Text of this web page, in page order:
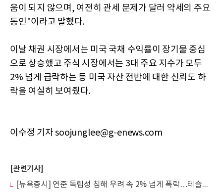
움이 되지 않으며, 여전히 관세 문제가 달러 약세의 주요
동인"이라고 말했다.
이날 채권 시장에서는 미국 국채 수익률이 장기물 중심
으로 상승했고 주식 시장에서는 3대 주요 지수가 모두
2% 넘게 급락하는 등 미국 자산 전반에 대한 신뢰도 하
락을 여실히 보여줬다.
이수정 기자 soojunglee@g-enews.com
[관련기사]
[뉴욕증시] 연준 독립성 침해 우려 속 2% 넘게 폭락…테슬라, 5.75% 급락